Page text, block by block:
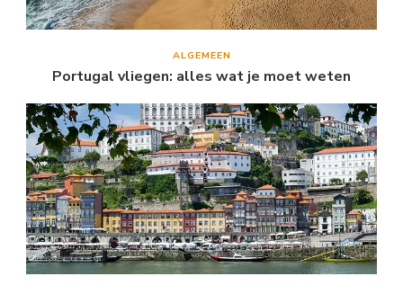
ALGEMEEN
Portugal vliegen: alles wat je moet weten